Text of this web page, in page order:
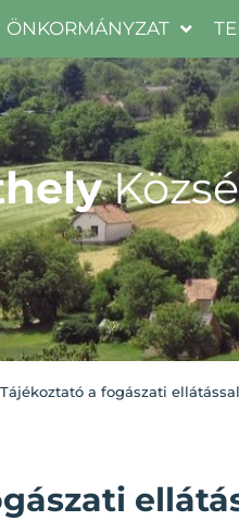
ÖNKORMÁNYZAT
Tájékoztató a fogászati